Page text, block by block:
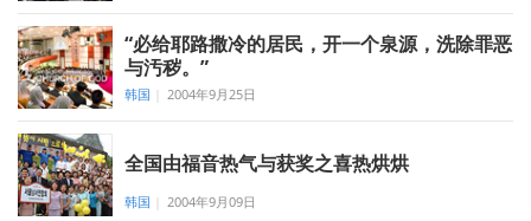
“必给耶路撒冷的居民，开一个泉源，洗除罪恶
与汚秽。”
韩国 2004年9月25日
全国由福音热气与获奖之喜热烘烘
韩国 2004年9月09日